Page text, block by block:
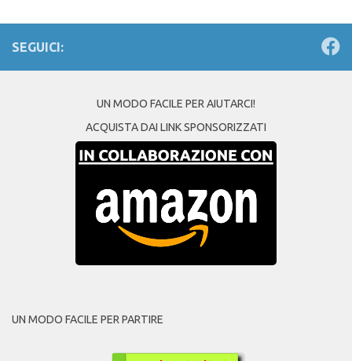
SEGUICI:
UN MODO FACILE PER AIUTARCI!
ACQUISTA DAI LINK SPONSORIZZATI
UN MODO FACILE PER PARTIRE